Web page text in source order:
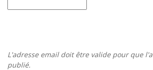
L'adresse email doit être valide pour que
publié.